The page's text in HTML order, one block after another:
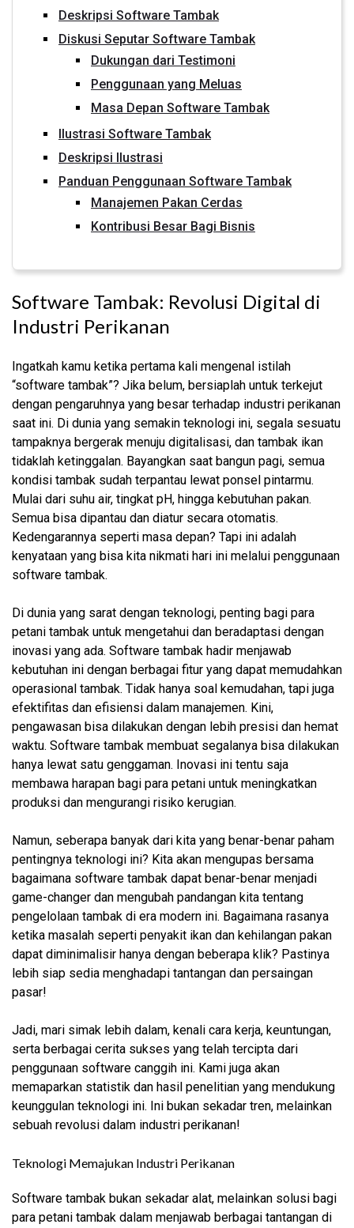
Deskripsi Software Tambak
Diskusi Seputar Software Tambak
Dukungan dari Testimoni
Penggunaan yang Meluas
Masa Depan Software Tambak
Ilustrasi Software Tambak
Deskripsi Ilustrasi
Panduan Penggunaan Software Tambak
Manajemen Pakan Cerdas
Kontribusi Besar Bagi Bisnis
Software Tambak: Revolusi Digital di
Industri Perikanan
Ingatkah kamu ketika pertama kali mengenal istilah
“software tambak”? Jika belum, bersiaplah untuk terkejut
dengan pengaruhnya yang besar terhadap industri perikanan
saat ini. Di dunia yang semakin teknologi ini, segala sesuatu
tampaknya bergerak menuju digitalisasi, dan tambak ikan
tidaklah ketinggalan. Bayangkan saat bangun pagi, semua
kondisi tambak sudah terpantau lewat ponsel pintarmu.
Mulai dari suhu air, tingkat pH, hingga kebutuhan pakan.
Semua bisa dipantau dan diatur secara otomatis.
Kedengarannya seperti masa depan? Tapi ini adalah
kenyataan yang bisa kita nikmati hari ini melalui penggunaan
software tambak.
Di dunia yang sarat dengan teknologi, penting bagi para
petani tambak untuk mengetahui dan beradaptasi dengan
inovasi yang ada. Software tambak hadir menjawab
kebutuhan ini dengan berbagai fitur yang dapat memudahkan
operasional tambak. Tidak hanya soal kemudahan, tapi juga
efektifitas dan efisiensi dalam manajemen. Kini,
pengawasan bisa dilakukan dengan lebih presisi dan hemat
waktu. Software tambak membuat segalanya bisa dilakukan
hanya lewat satu genggaman. Inovasi ini tentu saja
membawa harapan bagi para petani untuk meningkatkan
produksi dan mengurangi risiko kerugian.
Namun, seberapa banyak dari kita yang benar-benar paham
pentingnya teknologi ini? Kita akan mengupas bersama
bagaimana software tambak dapat benar-benar menjadi
game-changer dan mengubah pandangan kita tentang
pengelolaan tambak di era modern ini. Bagaimana rasanya
ketika masalah seperti penyakit ikan dan kehilangan pakan
dapat diminimalisir hanya dengan beberapa klik? Pastinya
lebih siap sedia menghadapi tantangan dan persaingan
pasar!
Jadi, mari simak lebih dalam, kenali cara kerja, keuntungan,
serta berbagai cerita sukses yang telah tercipta dari
penggunaan software canggih ini. Kami juga akan
memaparkan statistik dan hasil penelitian yang mendukung
keunggulan teknologi ini. Ini bukan sekadar tren, melainkan
sebuah revolusi dalam industri perikanan!
Teknologi Memajukan Industri Perikanan
Software tambak bukan sekadar alat, melainkan solusi bagi
para petani tambak dalam menjawab berbagai tantangan di